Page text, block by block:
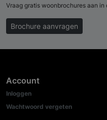
Vraag gratis woonbrochures aan
Brochure aanvragen
Account
Inloggen
Wachtwoord vergeten